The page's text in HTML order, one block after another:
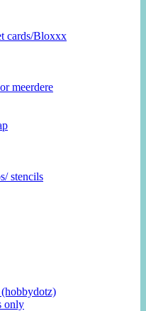
cards/Bloxxx
meerdere
stencils
only